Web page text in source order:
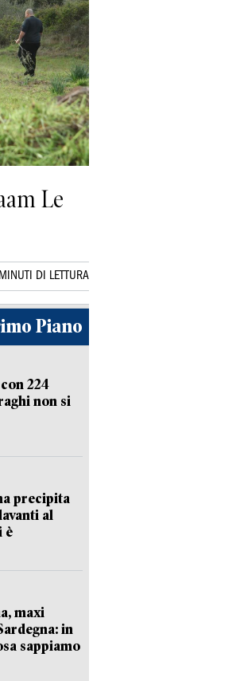
Le
DI LETTURA
Piano
224
non si
precipita
al
è
maxi
in
sappiamo